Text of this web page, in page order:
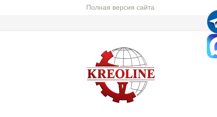
Полная версия сайта